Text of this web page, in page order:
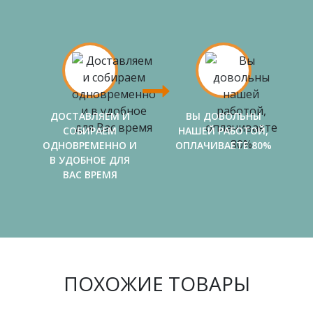
ДОСТАВЛЯЕМ И
СОБИРАЕМ
ОДНОВРЕМЕННО И
В УДОБНОЕ ДЛЯ
ВАС ВРЕМЯ
ВЫ ДОВОЛЬНЫ
НАШЕЙ РАБОТОЙ,
ОПЛАЧИВАЕТЕ 80%
ПОХОЖИЕ ТОВАРЫ